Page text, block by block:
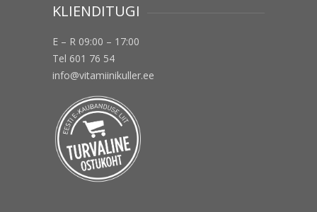
KLIENDITUGI
E – R 09:00 – 17:00
Tel 601 76 54
info@vitamiinikuller.ee